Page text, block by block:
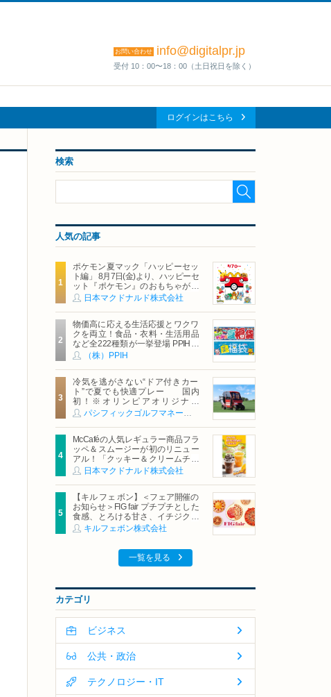
お問い合わせ info@digitalpr.jp
受付 10：00〜18：00（土日祝日を除く）
ログインはこちら
検索
人気の記事
ポケモン夏マック「ハッピーセッ
ト編」 8月7日(金)より、ハッピーセ
ット『ポケモン』のおもちゃが期
間限定登場
日本マクドナルド株式会社
物価高に応える生活応援とワクワ
クを両立！食品・衣料・生活用品
など全222種類が一挙登場 PPIHグ
ループ「夏福袋」＆セール 8月6日
(木)より順次スタート
（株）PPIH
冷気を逃がさない“ドア付きカー
ト”で夏でも快適プレー 国内
初！※オリンピアオリジナル
「AirCon Cart（エアコンカー
ト）」導入 | ＰＧＭ
McCaféの人気レギュラー商品フラ
ッペ＆スムージーが初のリニュー
アル！「クッキー＆クリームチョ
コフラッペ」「マンゴースムージ
ー」8月5日（水）から販売開始
日本マクドナルド株式会社
【キル フェ ボン】＜フェア開催の
お知らせ＞FIG fair プチプチとした
食感、とろける甘さ、イチジクの
魅力をたっぷりと。新作を含め、
イチジク尽くしの全4種が登場8月
キルフェボン株式会社
一覧を見る
カテゴリ
ビジネス
公共・政治
テクノロジー・IT